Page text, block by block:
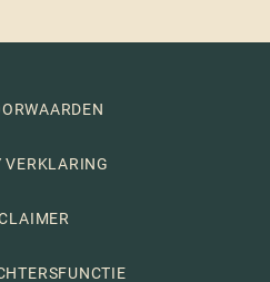
VERKLARING